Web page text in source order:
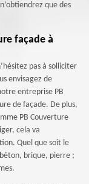
que des
façade à
pas à solliciter
envisagez de
entreprise PB
de façade. De plus,
PB Couverture
cela va
Quel que soit le
brique, pierre ;